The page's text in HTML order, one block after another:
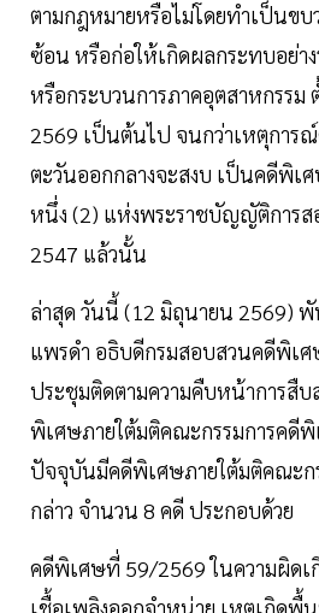
ตามกฎหมายหรือไม่โดยทำเป็นขบ
ซ้อน หรือก่อให้เกิดผลกระทบอย่า
หรือกระบวนการภาคอุตสาหกรรม
2569 เป็นต้นไป จนกว่าเหตุการ
ตะวันออกกลางจะสงบ เป็นคดีพิเศ
หนึ่ง (2) แห่งพระราชบัญญัติการ
2547 แล้วนั้น
ล่าสุด วันนี้ (12 มิถุนายน 2569) พั
แพรดำ อธิบดีกรมสอบสวนคดีพิเศ
ประชุมติดตามความคืบหน้าการสื
พิเศษภายใต้มติคณะกรรมการคดีพิ
ปัจจุบันมีคดีพิเศษภายใต้มติคณะก
กล่าว จำนวน 8 คดี ประกอบด้วย
คดีพิเศษที่ 59/2569 ในความผิดเ